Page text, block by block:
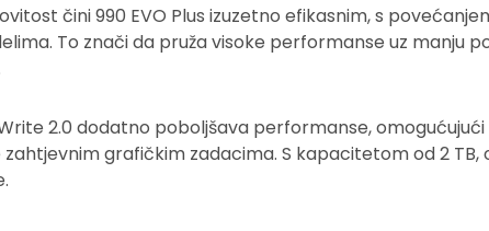
čini 990 EVO Plus izuzetno efikasnim, s
To znači da pruža visoke performanse uz manju
2.0 dodatno poboljšava performanse,
grafičkim zadacima. S kapacitetom od 2 TB,